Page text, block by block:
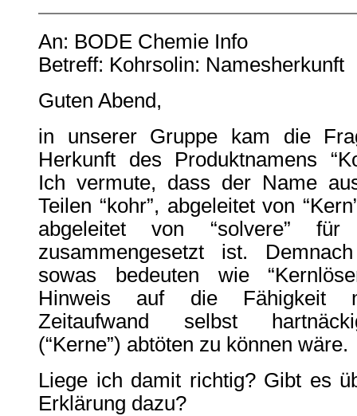
An: BODE Chemie Info
Betreff: Kohrsolin: Namesherkunft
Guten Abend,
in unserer Gruppe kam die
Herkunft des Produktnamens
Ich vermute, dass der Name
Teilen “kohr”, abgeleitet von
abgeleitet von “solvere” für
zusammengesetzt ist.
sowas bedeuten wie
Hinweis auf die Fähigkeit
Zeitaufwand selbst
(“Kerne”) abtöten zu können wäre.
Liege ich damit richtig? Gibt es
Erklärung dazu?